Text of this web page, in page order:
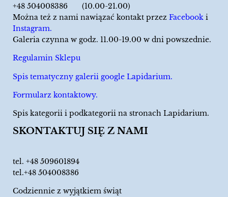
+48 504008386 (10.00-21.00)
Można też z nami nawiązać kontakt przez Facebook i
Instagram.
Galeria czynna w godz. 11.00-19.00 w dni powszednie.
Regulamin Sklepu
Spis tematyczny galerii google Lapidarium.
Formularz kontaktowy.
Spis kategorii i podkategorii na stronach Lapidarium.
SKONTAKTUJ SIĘ Z NAMI
tel. +48 509601894
tel.+48 504008386
Codziennie z wyjątkiem świąt